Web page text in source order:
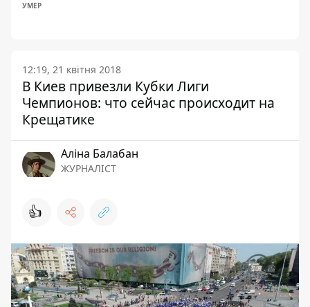
УМЕР
12:19, 21 квітня 2018
В Киев привезли Кубки Лиги
Чемпионов: что сейчас происходит на
Крещатике
Аліна Балабан
ЖУРНАЛІСТ
👍